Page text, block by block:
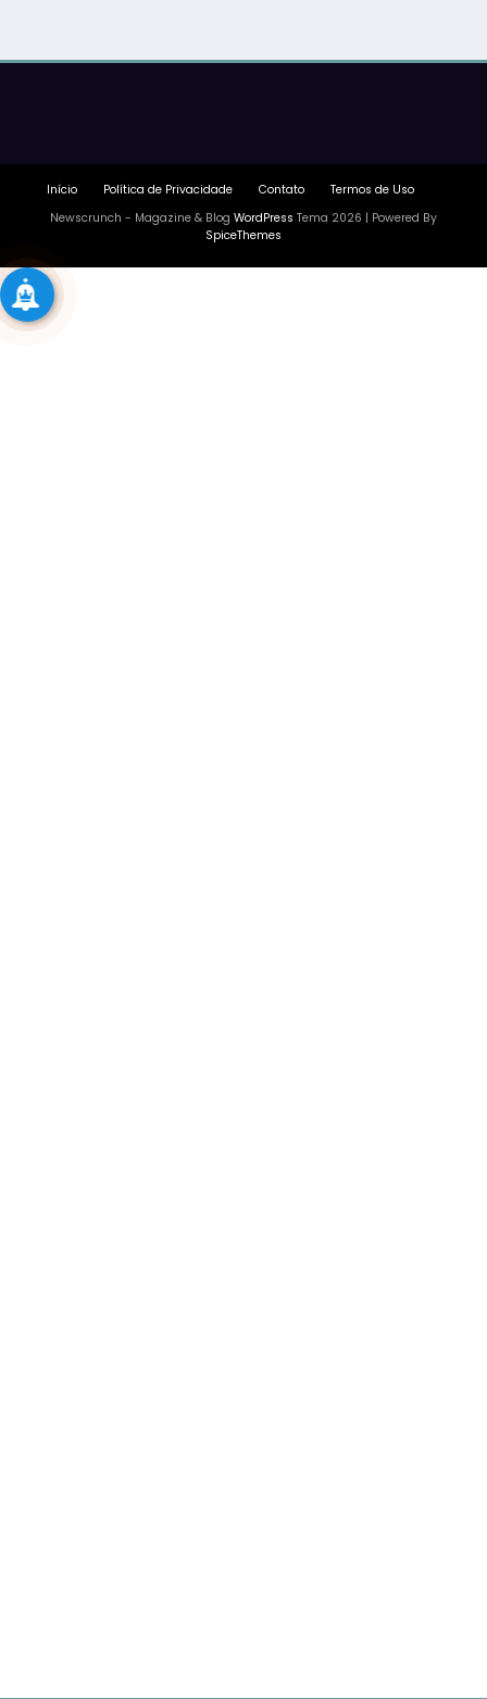
Início Política de Privacidade Contato
Termos de Uso
Newscrunch - Magazine & Blog WordPress Tema 2026 | Powered By
SpiceThemes